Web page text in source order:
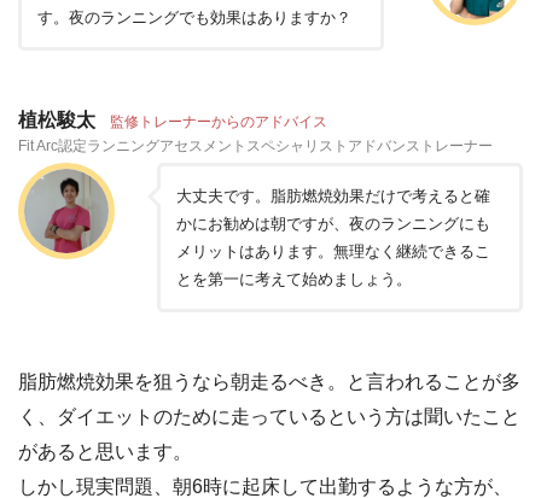
す。夜のランニングでも効果はありますか？
植松駿太 監修トレーナーからのアドバイス
Fit Arc認定ランニングアセスメントスペシャリストアドバンストレーナー
大丈夫です。脂肪燃焼効果だけで考えると確
かにお勧めは朝ですが、夜のランニングにも
メリットはあります。無理なく継続できるこ
とを第一に考えて始めましょう。
脂肪燃焼効果を狙うなら朝走るべき。と言われることが多
く、ダイエットのために走っているという方は聞いたこと
があると思います。
しかし現実問題、朝6時に起床して出勤するような方が、